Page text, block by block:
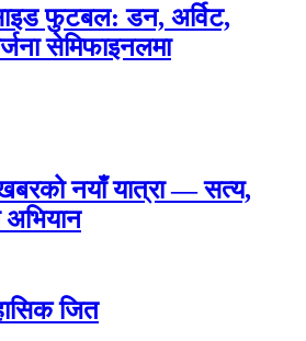
फुटबल: डन, अर्विट,
सेमिफाइनलमा
नयाँ यात्रा — सत्य,
जित